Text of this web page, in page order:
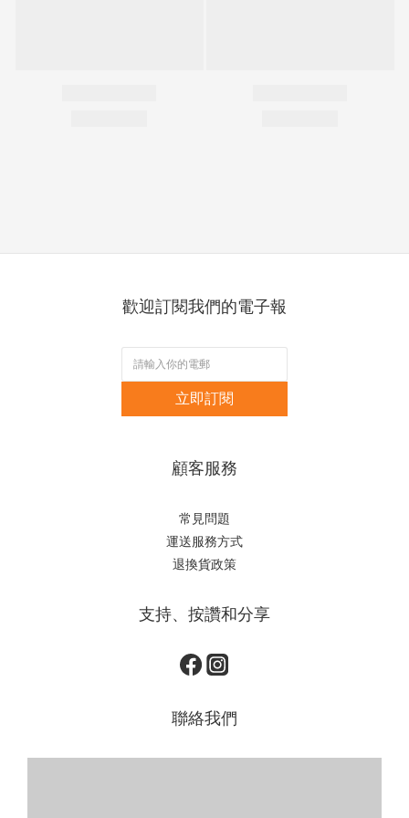
歡迎訂閱我們的電子報
立即訂閱
顧客服務
常見問題
運送服務方式
退換貨政策
支持、按讚和分享
聯絡我們